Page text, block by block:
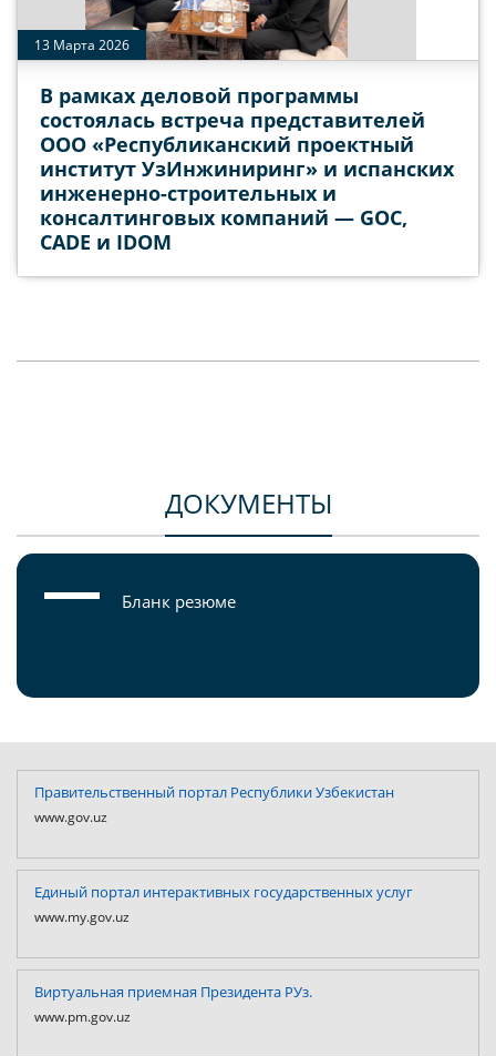
13 Марта 2026
В рамках деловой программы
состоялась встреча представителей
ООО «Республиканский проектный
институт УзИнжиниринг» и испанских
инженерно-строительных и
консалтинговых компаний — GOC,
CADE и IDOM
ДОКУМЕНТЫ
Бланк резюме
Правительственный портал Республики Узбекистан
www.gov.uz
Единый портал интерактивных государственных услуг
www.my.gov.uz
Виртуальная приемная Президента РУз.
www.pm.gov.uz